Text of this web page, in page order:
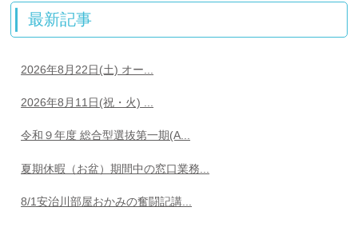
最新記事
2026年8月22日(土) オー...
2026年8月11日(祝・火) ...
令和９年度 総合型選抜第一期(A...
夏期休暇（お盆）期間中の窓口業務...
8/1安治川部屋おかみの奮闘記講...